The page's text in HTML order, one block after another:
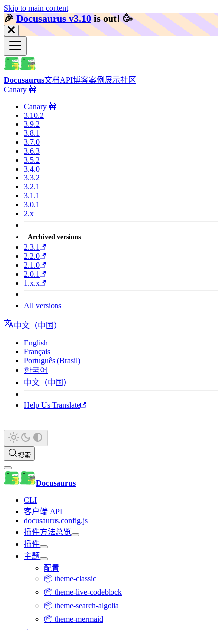
Skip to main content
🎉️Docusaurus v3.10 is out! 🥳️
Docusaurus文档API博客案例展示社区
Canary 🚧
Canary 🚧
3.10.2
3.9.2
3.8.1
3.7.0
3.6.3
3.5.2
3.4.0
3.3.2
3.2.1
3.1.1
3.0.1
2.x
Archived versions
2.3.1
2.2.0
2.1.0
2.0.1
1.x.x
All versions
中文（中国）
English
Français
Português (Brasil)
한국어
中文（中国）
Help Us Translate
搜索
Docusaurus
CLI
客户端 API
docusaurus.config.js
插件方法总览
插件
主题
配置
📦 theme-classic
📦 theme-live-codeblock
📦 theme-search-algolia
📦 theme-mermaid